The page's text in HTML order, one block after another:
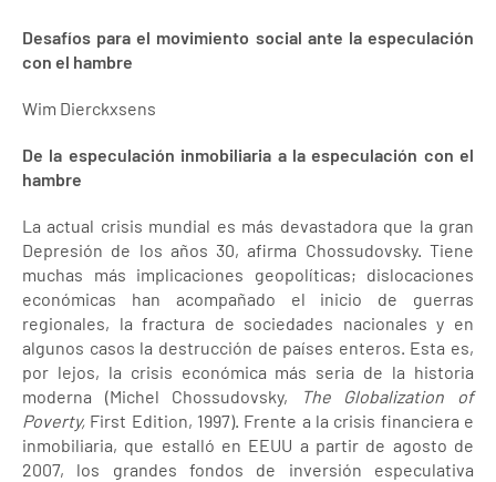
Desafíos para el movimiento social ante la especulación
con el hambre
Wim Dierckxsens
De la especulación inmobiliaria a la especulación con el
hambre
La actual crisis mundial es más devastadora que la gran
Depresión de los años 30, afirma Chossudovsky. Tiene
muchas más implicaciones geopolíticas; dislocaciones
económicas han acompañado el inicio de guerras
regionales, la fractura de sociedades nacionales y en
algunos casos la destrucción de países enteros. Esta es,
por lejos, la crisis económica más seria de la historia
moderna (Michel Chossudovsky,
The Globalization of
Poverty, First Edition, 1997). Frente a la crisis financiera e
inmobiliaria, que estalló en EEUU a partir de agosto de
2007, los grandes fondos de inversión especulativa